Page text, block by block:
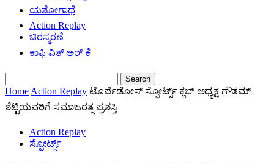
ಯಶೋಗಾಥೆ
Action Replay
ಚಿರಸ್ಮರಣೆ
ಕಾಫಿ ವಿತ್ ಅರ್ ಕೆ
Home Action Replay ಟೊರ್ಪೆಡೋಸ್ ಸ್ಪೋರ್ಟ್ಸ್ ಕ್ಲಬ್ ಅಧ್ಯಕ್ಷ ಗೌತಮ್
ಶೆಟ್ಟಿಯವರಿಗೆ ಸಮಾಜರತ್ನ ಪ್ರಶಸ್ತಿ
Action Replay
ಸ್ಪೋರ್ಟ್ಸ್